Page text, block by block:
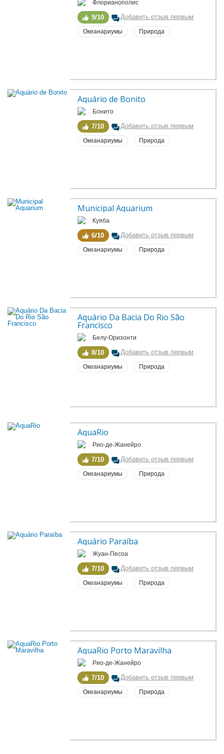
Флорианополис
9/10 Добавить отзыв первым
Океанариумы Природа
Aquário de Bonito
Бонито
7/10 Добавить отзыв первым
Океанариумы Природа
Municipal Aquarium
Куяба
6/10 Добавить отзыв первым
Океанариумы Природа
Aquário Da Bacia Do Rio São
Francisco
Белу-Оризонти
8/10 Добавить отзыв первым
Океанариумы Природа
AquaRio
Рио-де-Жанейро
7/10 Добавить отзыв первым
Океанариумы Природа
Aquário Paraíba
Жуан-Песоа
7/10 Добавить отзыв первым
Океанариумы Природа
AquaRio Porto Maravilha
Рио-де-Жанейро
7/10 Добавить отзыв первым
Океанариумы Природа